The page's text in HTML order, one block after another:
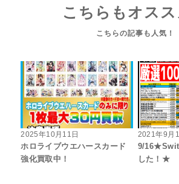
こちらもオスス
2025年10月11日
ホロライブウエハースカード
強化買取中！
2021年9月
9/
した！★